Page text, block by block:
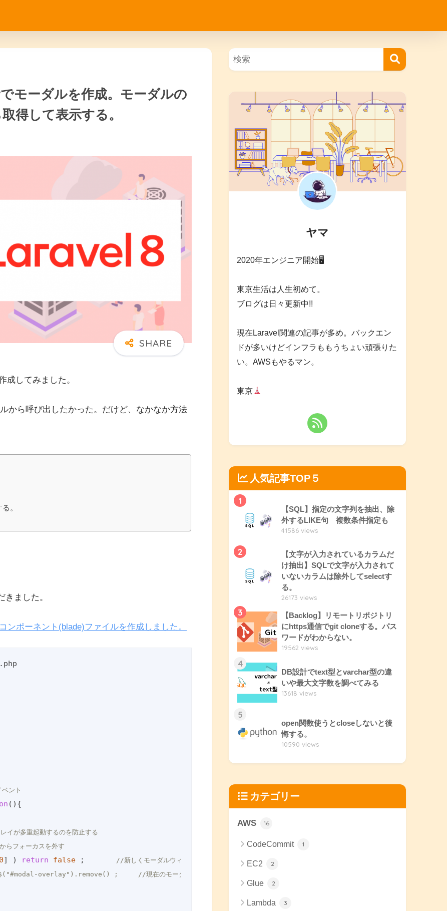
モーダルを作成。モーダルの
得して表示する。
成してみました。
から呼び出したかった。だけど、なかなか方法
。
ました。
ンポーネント(blade)ファイルを作成しました。
ント
( ) {
イが多重起動するのを防止する
らフォーカスを外す
0] ) return false ;
//新しくモーダルウィンドウを起動しない (防止策1)
overlay").remove() ;     //現在のモーダルウィンドウを削除して新しく起動する (防止策2)
ヤマ
2020年エンジニア開始🖥
東京生活は人生初めて。
ブログは日々更新中!!
現在Laravel関連の記事が多め。バックエン
ドが多いけどインフラももうちょい頑張りた
い。AWSもやるマン。
東京
人気記事TOP５
1
【SQL】指定の文字列を抽出、除
外するLIKE句 複数条件指定も
41586 views
2
【文字が入力されているカラムだ
け抽出】SQLで文字が入力されて
いないカラムは除外してselectす
る。
26173 views
3
【Backlog】リモートリポジトリ
にhttps通信でgit cloneする。パス
ワードがわからない。
19562 views
4
DB設計でtext型とvarchar型の違
いや最大文字数を調べてみる
13618 views
5
open関数使うとcloseしないと後
悔する。
10590 views
カテゴリー
AWS 16
CodeCommit 1
EC2 2
Glue 2
Lambda 3